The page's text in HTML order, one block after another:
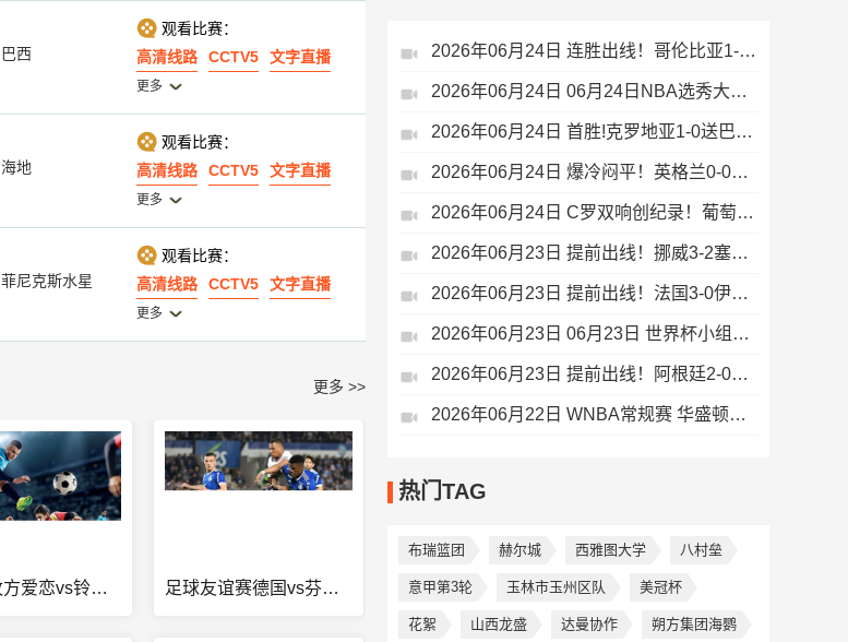
巴西
观看比赛：
高清线路
CCTV5 文字直播
更多
海地
观看比赛：
高清线路
CCTV5 文字直播
更多
菲尼克斯水星
观看比赛：
高清线路
CCTV5 文字直播
更多
更多 >>
日足联枚方爱恋vs铃鹿无极直播 足球友谊赛德国vs芬兰直播
2026年06月24日 连胜出线！哥伦比亚1-0民主刚果 末轮战葡萄牙争榜首穆尼奥斯制胜
2026年06月24日 06月24日NBA选秀大会首轮 集锦
2026年06月24日 首胜!克罗地亚1-0送巴拿马连败出局 布迪米尔制胜魔笛200场里程碑
2026年06月24日 爆冷闷平！英格兰0-0加纳 奥赖利中框凯恩错失绝杀英格兰19射3正
2026年06月24日 C罗双响创纪录！葡萄牙5-0乌兹别克斯坦升榜首 门德斯任意球建功
2026年06月23日 提前出线！挪威3-2塞内加尔 哈兰德连场双响 厄德高献助攻+失良机
2026年06月23日 提前出线！法国3-0伊拉克 姆巴佩连场双响登贝莱传射奥利塞两助攻
2026年06月23日 06月23日 世界杯小组赛I组第2轮 法国vs伊拉克 进球视频
2026年06月23日 提前出线！阿根廷2-0奥地利 梅西失点+双响18球独享世界杯射手王
2026年06月22日 WNBA常规赛 华盛顿神秘人 84 - 79 明尼苏达山猫 全场集锦
热门TAG
布瑞篮团 赫尔城 西雅图大学 八村垒
意甲第3轮 玉林市玉州区队 美冠杯
花絮 山西龙盛 达曼协作 朔方集团海鹦